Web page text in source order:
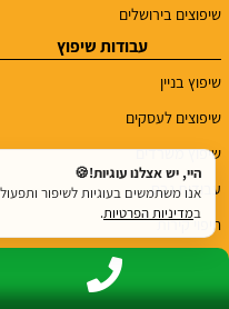
שיפוצים בירושלים
עבודות שיפוץ
שיפוץ בניין
שיפוצים לעסקים
שיפוץ משרדים
עבודות גבס
חיפוי קירות
בריקים לקירות
היי, יש אצלנו עוגיות!🍪
אנו משתמשים בעוגיות לשיפור
במדיניות הפרטיות.